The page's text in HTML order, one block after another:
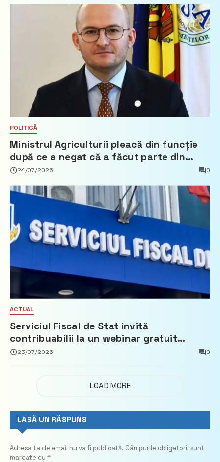
POLITICĂ
Ministrul Agriculturii pleacă din funcție
după ce a negat că a făcut parte din
Partidul Democrat
24/07/2026 0
ACTUAL
Serviciul Fiscal de Stat invită
contribuabilii la un webinar gratuit
privind calculul impozitului pe bunurile
23/07/2026 0
LOAD MORE
LASĂ UN RĂSPUNS
Adresa ta de email nu va fi publicată. Câmpurile obligatorii sunt
marcate cu *